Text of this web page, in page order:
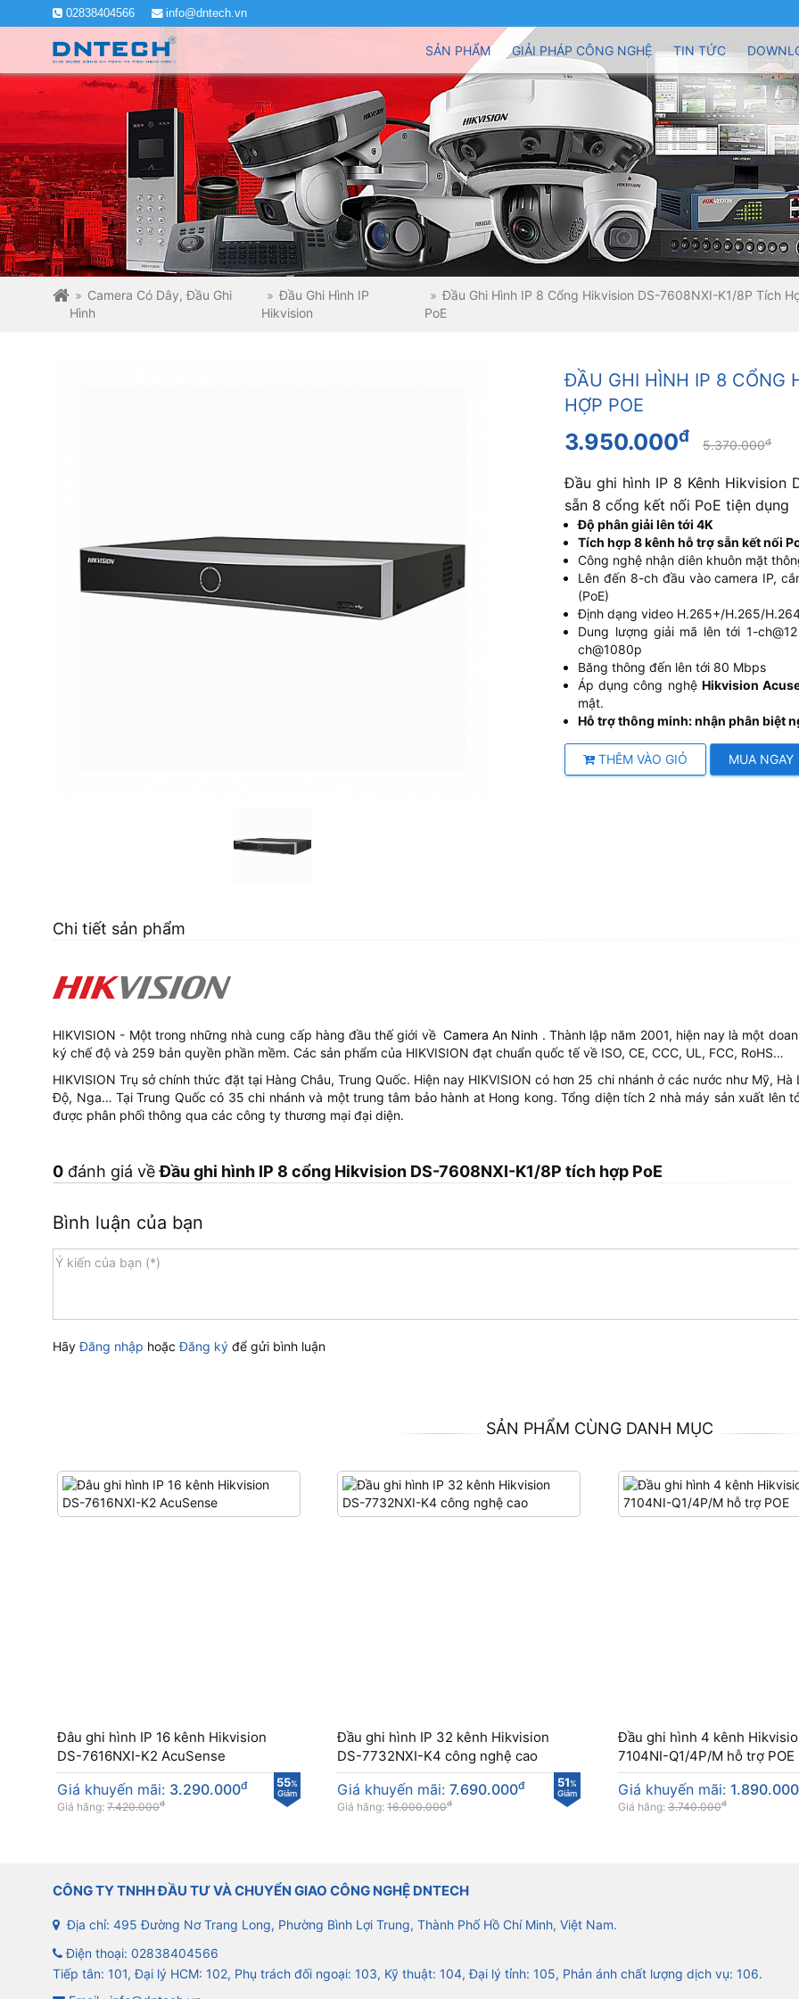
02838404566 info@dntech.vn
SẢN PHẨM GIẢI PHÁP CÔNG NGHỆ TIN TỨC
Camera Có Dây, Đầu Ghi
Hình
Đầu Ghi Hình IP
Hikvision
Đầu Ghi Hình IP 8 Cổng Hikvision DS-7608NXI-K1/8P Tích
PoE
ĐẦU GHI HÌNH IP 8 CỔNG
HỢP POE
3.950.000đ 5.370.000đ
Đầu ghi hình IP 8 Kênh Hikvision
sẵn 8 cổng kết nối PoE tiện dụng
Độ phân giải lên tới 4K
Tích hợp 8 kênh hỗ trợ sẵn kết nối
Công nghệ nhận diên khuôn mặt
Lên đến 8-ch đầu vào camera IP,
(PoE)
Định dạng video H.265+/H.265/
Dung lượng giải mã lên tới 1-
ch@1080p
Băng thông đến lên tới 80 Mbps
Áp dụng công nghệ Hikvision
mật.
Hỗ trợ thông minh: nhận phân biệt
THÊM VÀO GIỎ MUA NGAY
Chi tiết sản phẩm
HIKVISION - Một trong những nhà cung cấp hàng đầu thế giới vềCamera An Ninh . Thành lập năm 2001, hiện nay là một
ký chế độ và 259 bản quyền phần mềm. Các sản phẩm của HIKVISION đạt chuẩn quốc tế về ISO, CE, CCC, UL, FCC, RoHS…
HIKVISION Trụ sở chính thức đặt tại Hàng Châu, Trung Quốc. Hiện nay HIKVISION có hơn 25 chi nhánh ở các nước như Mỹ,
Độ, Nga… Tại Trung Quốc có 35 chi nhánh và một trung tâm bảo hành at Hong kong. Tổng diện tích 2 nhà máy sản xuất lên
được phân phối thông qua các công ty thương mại đại diện.
0đánh giá vềĐầu ghi hình IP 8 cổng Hikvision DS-7608NXI-K1/8P tích hợp PoE
Bình luận của bạn
HãyĐăng nhập hoặcĐăng ký để gửi bình luận
SẢN PHẨM CÙNG DANH MỤC
Đâu ghi hình IP 16 kênh Hikvision
DS-7616NXI-K2 AcuSense
55%
Giảm
Giá khuyến mãi: 3.290.000đ
Giá hãng:7.420.000đ
Đầu ghi hình IP 32 kênh Hikvision
DS-7732NXI-K4 công nghệ cao
51%
Giảm
Giá khuyến mãi:7.690.000đ
Giá hãng:16.000.000đ
Đầu ghi hình 4 kênh
7104NI-Q1/4P/M hỗ trợ POE
Giá khuyến mãi: 1.890.000
Giá hãng:3.740.000đ
CÔNG TY TNHH ĐẦU TƯ VÀ CHUYỂN GIAO CÔNG NGHỆ DNTECH
Địa chỉ: 495 Đường Nơ Trang Long, Phường Bình Lợi Trung, Thành Phố Hồ Chí Minh, Việt Nam.
Điện thoại: 02838404566
Tiếp tân: 101, Đại lý HCM: 102, Phụ trách đối ngoại: 103, Kỹ thuật: 104, Đại lý tỉnh: 105, Phản ánh chất lượng dịch vụ: 106.